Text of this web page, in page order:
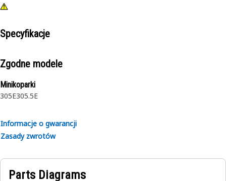
Specyfikacje
Zgodne modele
Minikoparki
305E305.5E
Informacje o gwarancji
Zasady zwrotów
Parts Diagrams